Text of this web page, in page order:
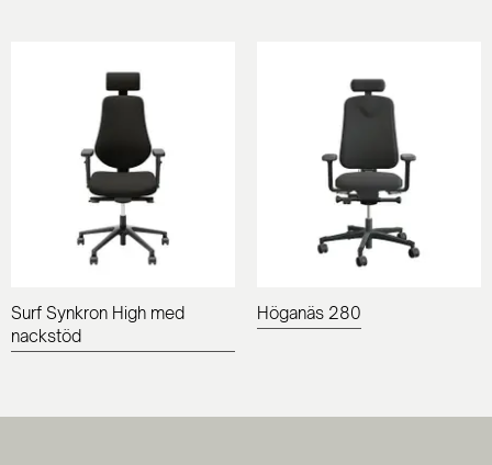
Surf Synkron High med
nackstöd
Höganäs 280